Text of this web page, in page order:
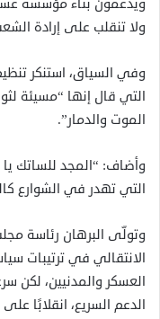
ولا تنقلب على إرادة
وفي السياق، استنكر
التي قال إنها “مسيئة
الموت والدمار”.
وأضاف: “المجد للساتك يا
التي تهدر في الشوارع
وتولّى البرهان رئاسة
الانتقالي في ترتيبات
العسكر والمدنيين، لكن
الدعم السريع، انقلابًا